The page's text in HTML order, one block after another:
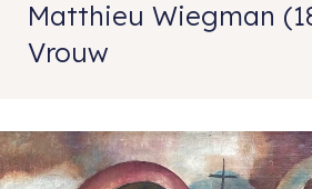
Matthieu Wiegman
Vrouw